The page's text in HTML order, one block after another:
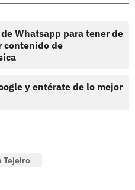
Whatsapp para tener de
contenido de
y entérate de lo mejor
Tejeiro